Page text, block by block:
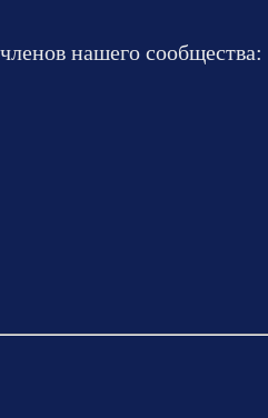
нашего сообщества: